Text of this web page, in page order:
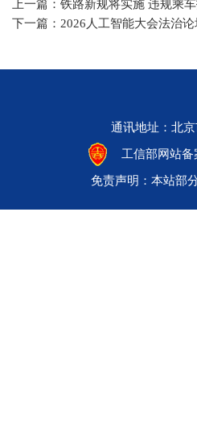
上一篇：铁路新规将实施 违规乘
下一篇：2026人工智能大会法治
通讯地址：北
工信部网站
免责声明：本站部